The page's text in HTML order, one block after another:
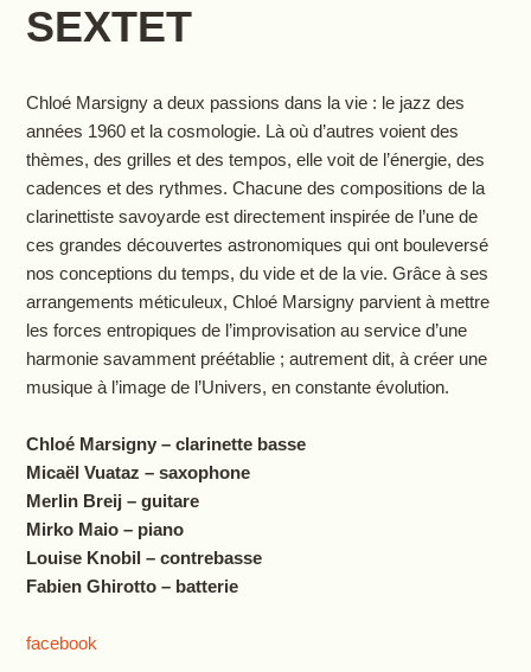
SEXTET
Chloé Marsigny a deux passions dans la vie : le jazz des
années 1960 et la cosmologie. Là où d’autres voient des
thèmes, des grilles et des tempos, elle voit de l’énergie, des
cadences et des rythmes. Chacune des compositions de la
clarinettiste savoyarde est directement inspirée de l’une de
ces grandes découvertes astronomiques qui ont bouleversé
nos conceptions du temps, du vide et de la vie. Grâce à ses
arrangements méticuleux, Chloé Marsigny parvient à mettre
les forces entropiques de l’improvisation au service d’une
harmonie savamment préétablie ; autrement dit, à créer une
musique à l’image de l’Univers, en constante évolution.
Chloé Marsigny – clarinette basse
Micaël Vuataz – saxophone
Merlin Breij – guitare
Mirko Maio – piano
Louise Knobil – contrebasse
Fabien Ghirotto – batterie
facebook